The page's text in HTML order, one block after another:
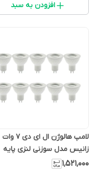
افزودن به سبد
لامپ هالوژن ال ای دی 7 وات
زانیس مدل سوزنی لنزی پایه
MR16 بسته 10 عددی
۱٬۵۲۱٬۰۰۰